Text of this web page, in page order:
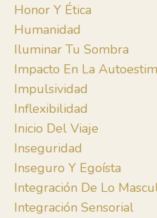
Honor Y Ética
Humanidad
Iluminar Tu Sombra
Impacto En La
Impulsividad
Inflexibilidad
Inicio Del Viaje
Inseguridad
Inseguro Y Egoísta
Integración De Lo
Integración Sensorial